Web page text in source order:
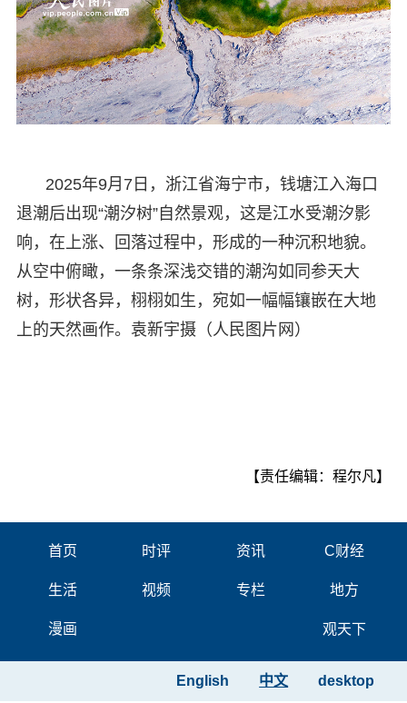
2025年9月7日，浙江省海宁市，钱塘江入海口
退潮后出现“潮汐树”自然景观，这是江水受潮汐影
响，在上涨、回落过程中，形成的一种沉积地貌。
从空中俯瞰，一条条深浅交错的潮沟如同参天大
树，形状各异，栩栩如生，宛如一幅幅镶嵌在大地
上的天然画作。袁新宇摄（人民图片网）
【责任编辑：程尔凡】
首页 时评 资讯 C财经
生活 视频 专栏 地方
漫画 观天下
desktop
中文
English